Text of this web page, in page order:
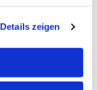
Details zeigen